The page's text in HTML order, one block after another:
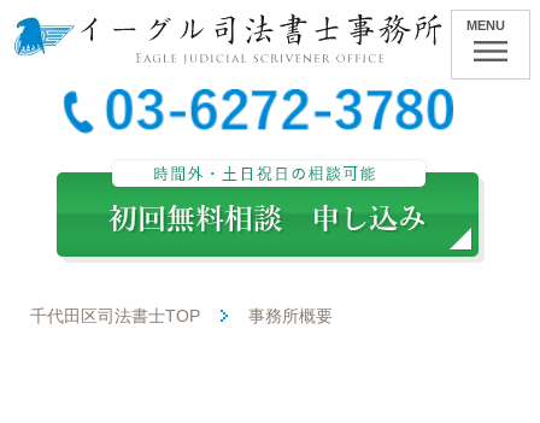
MENU
千代田区司法書士TOP 事務所概要